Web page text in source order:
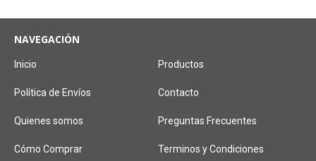
NAVEGACIÓN
Inicio Productos
Política de Envíos Contacto
Quienes somos Preguntas Frecuentes
Cómo Comprar Terminos y Condiciones